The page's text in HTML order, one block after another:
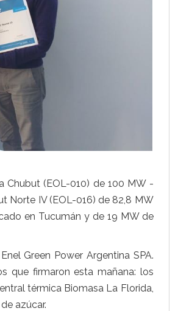
Chubut (EOL-010) de 100 MW -
Norte IV (EOL-016) de 82,8 MW
en Tucumán y de 19 MW de
Green Power Argentina SPA.
que firmaron esta mañana: los
térmica Biomasa La Florida,
azúcar.